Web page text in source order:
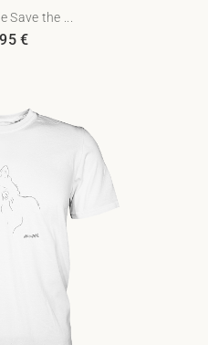
Save the ...
€